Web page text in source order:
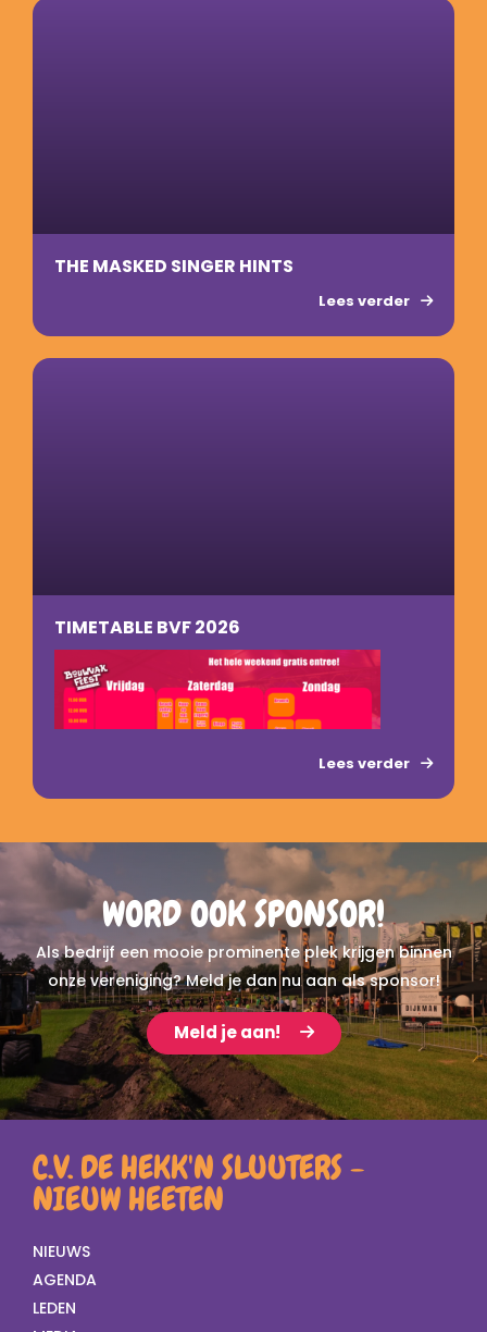
THE MASKED SINGER HINTS
Lees verder
TIMETABLE BVF 2026
Lees verder
WORD OOK SPONSOR!
Als bedrijf een mooie prominente plek krijgen binnen
onze vereniging? Meld je dan nu aan als sponsor!
Meld je aan!
C.V. DE HEKK'N SLUUTERS -
NIEUW HEETEN
NIEUWS
AGENDA
LEDEN